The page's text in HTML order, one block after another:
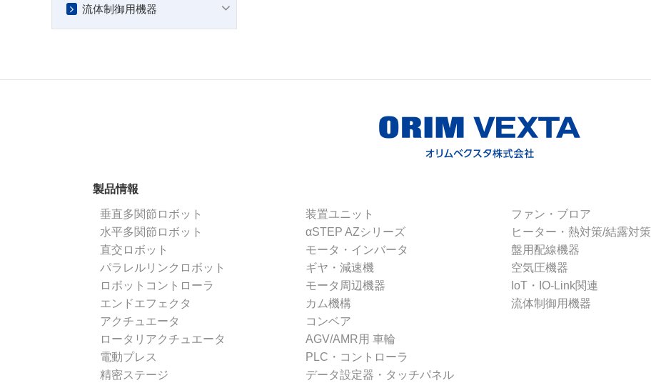
流体制御用機器
製品情報
垂直多関節ロボット
水平多関節ロボット
直交ロボット
パラレルリンクロボット
ロボットコントローラ
エンドエフェクタ
アクチュエータ
ロータリアクチュエータ
電動プレス
精密ステージ
装置ユニット
αSTEP AZシリーズ
モータ・インバータ
ギヤ・減速機
モータ周辺機器
カム機構
コンベア
AGV/AMR用 車輪
PLC・コントローラ
データ設定器・タッチパネル
ファン・ブロア
ヒーター・熱対策/結露対策
盤用配線機器
空気圧機器
IoT・IO-Link関連
流体制御用機器